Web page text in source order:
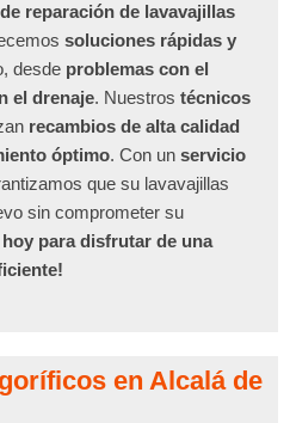
reparación de lavavajillas
soluciones rápidas y
desde problemas con el
el drenaje. Nuestros técnicos
recambios de alta calidad
óptimo. Con un servicio
que su lavavajillas
sin comprometer su
hoy para disfrutar de una
en Alcalá de